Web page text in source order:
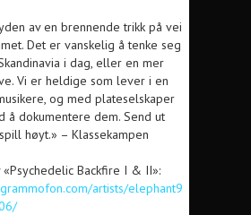
av en brennende trikk på vei
Det er vanskelig å tenke seg
i dag, eller en mer
Vi er heldige som lever i en
og med plateselskaper
å dokumentere dem. Send ut
høyt.» – Klassekampen
Backfire I & II»:
artists/elephant9